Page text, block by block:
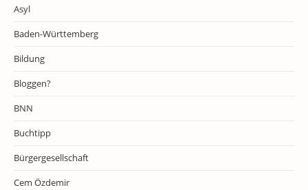
Asyl
Baden-Württemberg
Bildung
Bloggen?
BNN
Buchtipp
Bürgergesellschaft
Cem Özdemir